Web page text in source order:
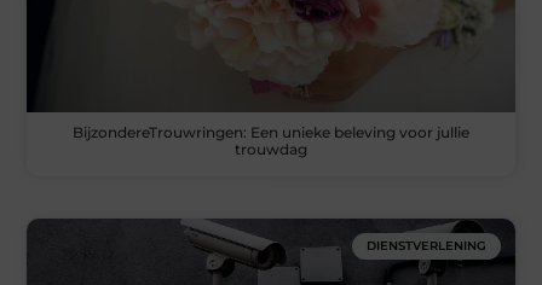
BijzondereTrouwringen: Een unieke beleving voor jullie
trouwdag
DIENSTVERLENING